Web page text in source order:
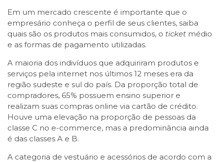
Em um mercado crescente é importante que o
empresário conheça o perfil de seus clientes, saiba
quais são os produtos mais consumidos, o ticket médio
e as formas de pagamento utilizadas.
A maioria dos indivíduos que adquiriram produtos e
serviços pela internet nos últimos 12 meses era da
região sudeste e sul do país. Da proporção total de
compradores, 65% possuem ensino superior e
realizam suas compras online via cartão de crédito.
Houve uma elevação na proporção de pessoas da
classe C no e-commerce, mas a predominância ainda
é das classes A e B.
A categoria de vestuário e acessórios de acordo com a